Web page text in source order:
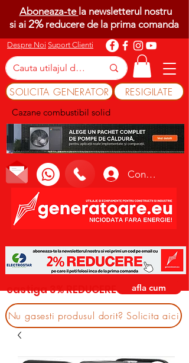
Despre Noi Suport Clienti
SOLICITA GENERATOR RESIGILATE
Cazane combustibil solid
Conectează-te
Aboneaza-te la newsletterul nostru
si ai 2%reducere de la prima comanda
castiga 3% REDUCERE afla cum
Nu gasesti produsul dorit? Solicita aici